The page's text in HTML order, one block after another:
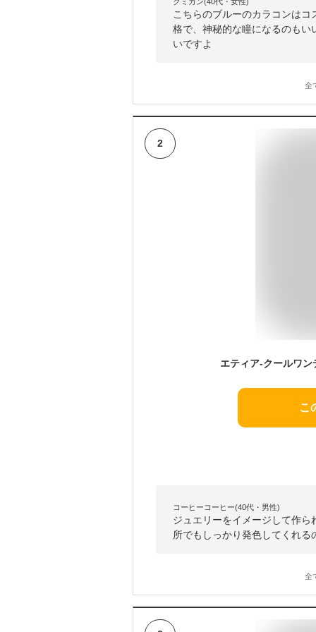
こちらのブルーのカラコンは
格で、神秘的な瞳になるのも
いですよ
全
2
こ
コーヒーコーヒー(40代・男性)
ジュエリーをイメージして作
所でもしっかり発色してくれる
全